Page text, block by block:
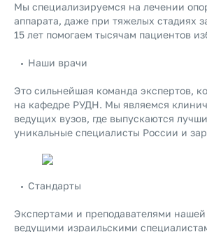
Мы специализируемся на лечении
аппарата, даже при тяжелых стадиях
15 лет помогаем тысячам пациентов
Наши врачи
Это сильнейшая команда экспертов,
на кафедре РУДН. Мы являемся
ведущих вузов, где выпускаются
уникальные специалисты России и
Стандарты
Экспертами и преподавателями
ведущими израильскими